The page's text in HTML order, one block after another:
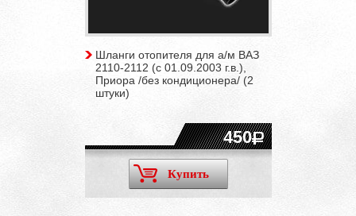
Шланги отопителя для а/м ВАЗ
2110-2112 (с 01.09.2003 г.в.),
Приора /без кондиционера/ (2
штуки)
450
Купить